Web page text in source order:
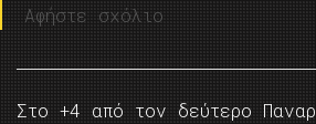
Αφήστε σχόλιο
Στο +4 από τον δεύτερο